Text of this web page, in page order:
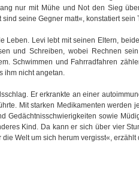
nur mit Mühe und Not den Sieg
seine Gegner matt«, konstatiert sein
Leben. Levi lebt mit seinen Eltern,
und Schreiben, wobei Rechnen
Schwimmen und Fahrradfahren
ihm nicht angetan.
Er erkrankte an einer
Mit starken Medikamenten werden
Gedächtnisschwierigkeiten sowie
Kind. Da kann er sich über vier
Welt um sich herum vergisst«, erzählt